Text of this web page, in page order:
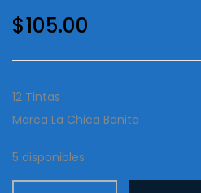
$105.00
12 Tintas
Marca La Chica Bonita
5 disponibles